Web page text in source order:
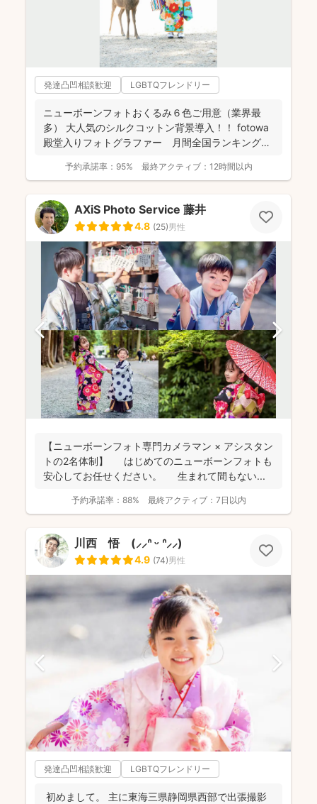
発達凸凹相談歓迎 LGBTQフレンドリー
ニューボーンフォトおくるみ６色ご用意（業界最
多） 大人気のシルクコットン背景導入！！ fotowa
殿堂入りフォトグラファー 月間全国ランキング１
予約承諾率： 95% 最終アクティブ： 12時間以内
AXiS Photo Service 藤井
4.8 (25)男性
【ニューボーンフォト専門カメラマン × アシスタン
トの2名体制】 はじめてのニューボーンフォトも
安心してお任せください。 生まれて間もない...
予約承諾率： 88% 最終アクティブ： 7日以内
川西 悟 (⸝⸝ᐢ ᵕ ᐢ⸝⸝)
4.9 (74)男性
発達凸凹相談歓迎 LGBTQフレンドリー
初めまして。 主に東海三県静岡県西部で出張撮影